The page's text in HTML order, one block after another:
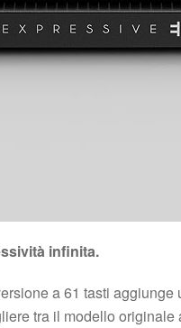
infinita.
a 61 tasti
tra il modello